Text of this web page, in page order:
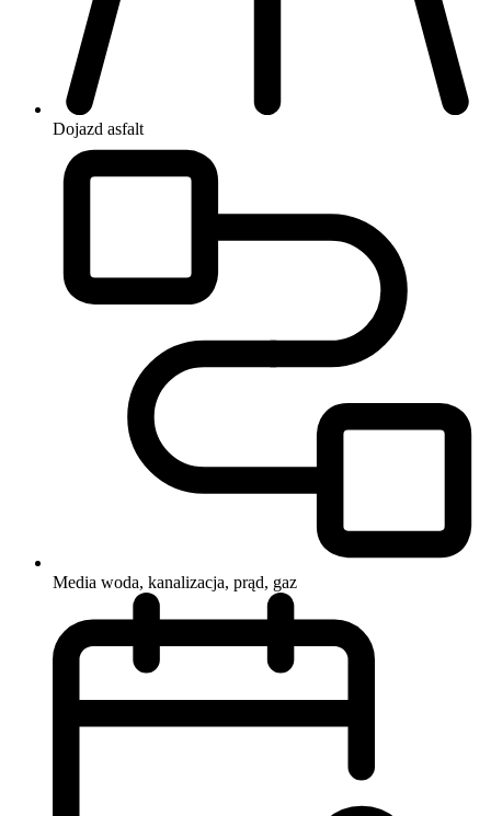
Dojazd asfalt
Media woda, kanalizacja, prąd, gaz